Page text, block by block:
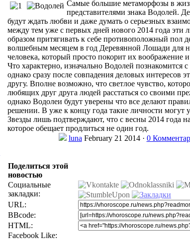
Самые большие метаморфозы в
представителями знака Водолей.
будут ждать любви и даже думать о серьезных
между тем уже с первых дней нового 2014 года эти
образом притягивать к себе противоположный пол
волшебным месяцем в год Деревянной Лошади для
человека, который просто покорит их воображение
Что характерно, изначально Водолей
однако сразу после совпадения деловых интересов
другу. Вполне возможно, что светлое чувство,
любящих друг друга людей расстаться со своими
однако Водолеи будут уверены что все делают
решении. В уже к концу года такие личности могут
Звезды лишь подтверждают, что с весны 2014 года
которое обещает продлиться не один год.
luna February 21 2014 · 0
Поделиться этой
новостью
Социальные
закладки:
URL:
BBcode:
HTML:
Facebook Like: